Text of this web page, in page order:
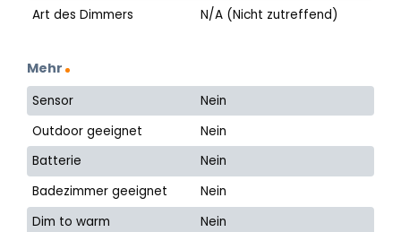
Art des Dimmers
N/A (Nicht zutreffend)
Mehr
Sensor
Nein
Outdoor geeignet
Nein
Batterie
Nein
Badezimmer geeignet
Nein
Dim to warm
Nein